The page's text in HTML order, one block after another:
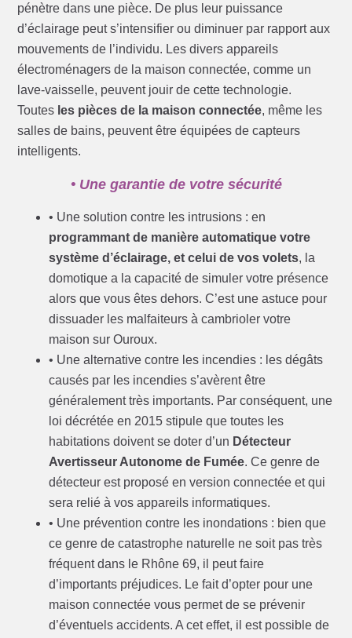
pénètre dans une pièce. De plus leur puissance
d’éclairage peut s’intensifier ou diminuer par rapport aux
mouvements de l’individu. Les divers appareils
électroménagers de la maison connectée, comme un
lave-vaisselle, peuvent jouir de cette technologie.
Toutes les pièces de la maison connectée, même les
salles de bains, peuvent être équipées de capteurs
intelligents.
• Une garantie de votre sécurité
• Une solution contre les intrusions : en
programmant de manière automatique votre
système d’éclairage, et celui de vos volets, la
domotique a la capacité de simuler votre présence
alors que vous êtes dehors. C’est une astuce pour
dissuader les malfaiteurs à cambrioler votre
maison sur Ouroux.
• Une alternative contre les incendies : les dégâts
causés par les incendies s’avèrent être
généralement très importants. Par conséquent, une
loi décrétée en 2015 stipule que toutes les
habitations doivent se doter d’un Détecteur
Avertisseur Autonome de Fumée. Ce genre de
détecteur est proposé en version connectée et qui
sera relié à vos appareils informatiques.
• Une prévention contre les inondations : bien que
ce genre de catastrophe naturelle ne soit pas très
fréquent dans le Rhône 69, il peut faire
d’importants préjudices. Le fait d’opter pour une
maison connectée vous permet de se prévenir
d’éventuels accidents. A cet effet, il est possible de